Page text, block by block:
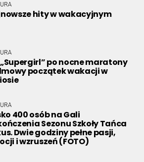
hity w wakacyjnym
po nocne maratony
początek wakacji w
400 osób na Gali
Sezonu Szkoły Tańca
Dwie godziny pełne pasji,
i wzruszeń (FOTO)